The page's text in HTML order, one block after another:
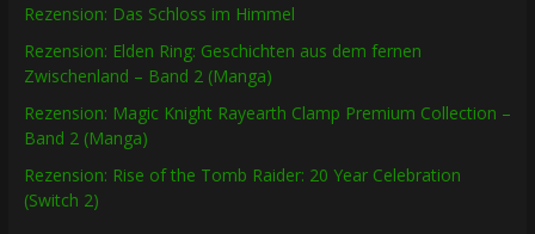
Rezension: Das Schloss im Himmel
Rezension: Elden Ring: Geschichten aus dem fernen
Zwischenland – Band 2 (Manga)
Rezension: Magic Knight Rayearth Clamp Premium Collection –
Band 2 (Manga)
Rezension: Rise of the Tomb Raider: 20 Year Celebration
(Switch 2)